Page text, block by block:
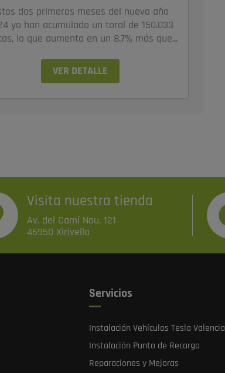
dos primeros meses del nuevo año
ya han acumulado un toral de 150.033
lo que aumenta en un 8.7% más que...
VER DETALLE
Visita nuestra tienda
Av. del Camí Nou, 121
46950 Xirivella
Servicios
Instalación Vehículos Tesla Valencia
Instalación Punto de Recarga
Reparaciones y Mejoras